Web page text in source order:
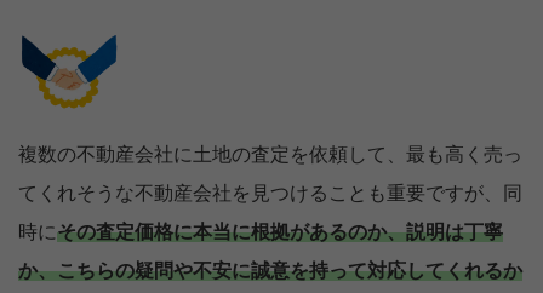
複数の不動産会社に土地の査定を依頼して、最も高く売っ
てくれそうな不動産会社を見つけることも重要ですが、同
時にその査定価格に本当に根拠があるのか、説明は丁寧
か、こちらの疑問や不安に誠意を持って対応してくれるか